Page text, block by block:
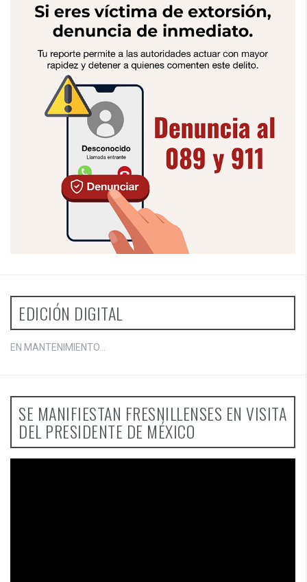
EDICIÓN DIGITAL
EN MANTENIMIENTO...
SE MANIFIESTAN FRESNILLENSES EN VISITA
DEL PRESIDENTE DE MÉXICO